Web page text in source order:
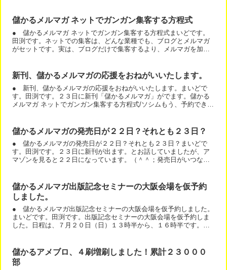
儲かるメルマガ ネットでガンガン集客する方程式
● 儲かるメルマガ ネットでガンガン集客する方程式まいどです。
田渕です。ネットでの集客は、どんな業種でも、ブログとメルマガ
がセットです。実は、ブログだけで集客するより、メルマガを加え
新刊、儲かるメルマガの応援をおねがいいたします。
● 新刊、儲かるメルマガの応援をおねがいいたします。まいどで
す。田渕です。２３日に新刊「儲かるメルマガ」がでます。儲かる
メルマガ ネットでガンガン集客する方程式/ソシムもう、予約できる
儲かるメルマガの発売日が２２日？それとも２３日？
● 儲かるメルマガの発売日が２２日？それとも２３日？まいどで
す。田渕です。２３日に新刊が出ます。とお話していましたが、ア
マゾンを見ると２２日になっています。（＾＾；発売日がいつなの
儲かるメルマガ出版記念セミナーの大阪会場を仮予約
しました。
● 儲かるメルマガ出版記念セミナーの大阪会場を仮予約しました。
まいどです。田渕です。出版記念セミナーの大阪会場を仮予約しま
した。日程は、７月２０日（日）１３時半から、１６時半です。場
儲かるアメブロ、４刷増刷しました！累計２３０００
部